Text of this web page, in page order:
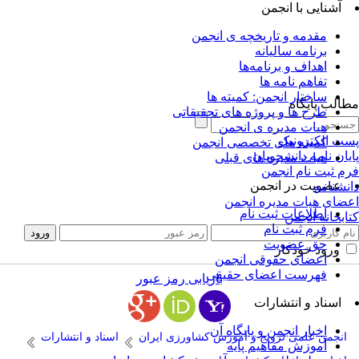
آشنایی با انجمن
مقدمه و تاریخچه ی انجمن
برنامه سالیانه
اهداف و برنامه‌ها
تفاهم نامه ها
ساختار انجمن: کمیته ها
طرح ها و پروژه های تحقیقاتی
هیات مدیره ی انجمن
کمیته های تخصصی انجمن
هیات مدیره های قبلی
عضویت در انجمن
اطلاعات ثبت نام
فرم ثبت نام
حق عضویت
اعضای حقوقی انجمن
فهرست اعضای حقیقی
اسناد و انتشارات
اخبار انجمن و پایگاه آن
آموزش مفاهیم پایه
پایگاه
الکترونیک
نامه دانشجویان
ثبت نام انجمن
هیات مدیره انجمن
انجمن
ورود خودکار
بازیابی رمز عبور
انجمن علمی ترویج و آموزش کشاورزی ایران
اسناد و انتشارات